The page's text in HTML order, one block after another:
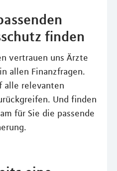
finden
vertrauen uns Ärzte
allen Finanzfragen.
alle relevanten
Und finden
für Sie die passende